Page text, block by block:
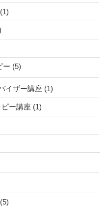
ー (5)
イザー講座 (1)
ー講座 (1)